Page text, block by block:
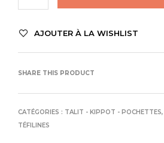
AJOUTER À LA WISHLIST
SHARE THIS PRODUCT
CATÉGORIES : TALIT - KIPPOT - POCHETTES,
TÉFILINES